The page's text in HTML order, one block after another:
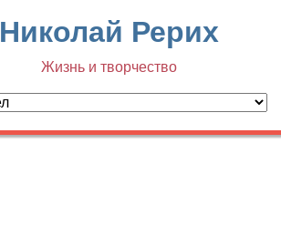
Николай Рерих
Жизнь и творчество